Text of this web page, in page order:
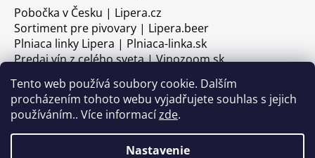
Tento web používá soubory cookie. Dalším
procházením tohoto webu vyjadřujete souhlas s jejich
používáním.. Více informacízde.
Nastavenie
Pobočka v Česku | Lipera.cz
Sortiment pre pivovary | Lipera.beer
Plniaca linky Lipera | Plniaca-linka.sk
Predaj vín z celého sveta | Vinozoom.sk